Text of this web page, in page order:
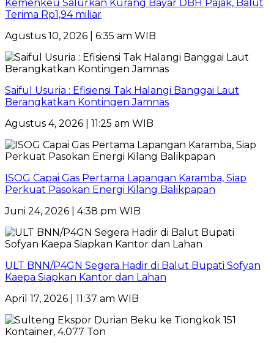
Kemenkeu Salurkan Kurang Bayar DBH Pajak, Balut
Terima Rp1,94 miliar
Agustus 10, 2026 | 6:35 am WIB
Saiful Usuria : Efisiensi Tak Halangi Banggai Laut
Berangkatkan Kontingen Jamnas
Agustus 4, 2026 | 11:25 am WIB
ISOG Capai Gas Pertama Lapangan Karamba, Siap
Perkuat Pasokan Energi Kilang Balikpapan
Juni 24, 2026 | 4:38 pm WIB
ULT BNN/P4GN Segera Hadir di Balut Bupati Sofyan
Kaepa Siapkan Kantor dan Lahan
April 17, 2026 | 11:37 am WIB